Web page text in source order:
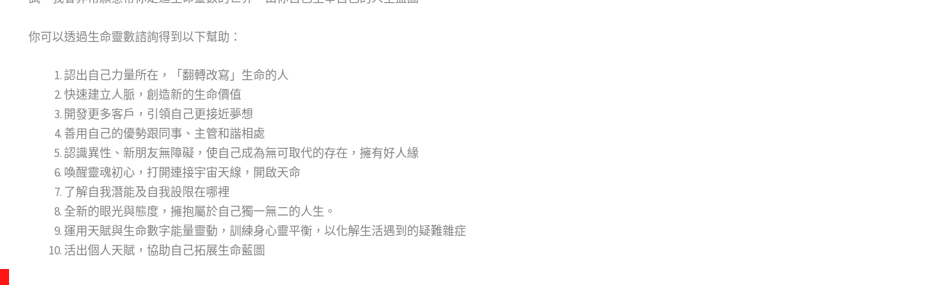
你可以透過生命靈數諮詢得到以下幫助：
認出自己力量所在，「翻轉改寫」生命的人
快速建立人脈，創造新的生命價值
開發更多客戶，引領自己更接近夢想
善用自己的優勢跟同事、主管和諧相處
認識異性、新朋友無障礙，使自己成為無可取代的存在，擁有好人緣
喚醒靈魂初心，打開連接宇宙天線，開啟天命
了解自我潛能及自我設限在哪裡
全新的眼光與態度，擁抱屬於自己獨一無二的人生。
運用天賦與生命數字能量靈動，訓練身心靈平衡，以化解生活遇到的疑難雜症
活出個人天賦，協助自己拓展生命藍圖